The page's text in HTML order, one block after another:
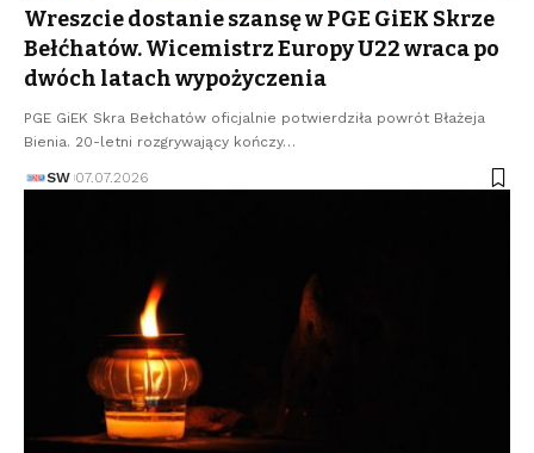
Wreszcie dostanie szansę w PGE GiEK Skrze
Bełćhatów. Wicemistrz Europy U22 wraca po
dwóch latach wypożyczenia
PGE GiEK Skra Bełchatów oficjalnie potwierdziła powrót Błażeja
Bienia. 20-letni rozgrywający kończy…
SW 07.07.2026